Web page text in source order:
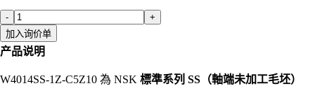
-
+
加入询价单
产品说明
W4014SS-1Z-C5Z10 為 NSK 標準系列 SS（軸端未加工毛坯）